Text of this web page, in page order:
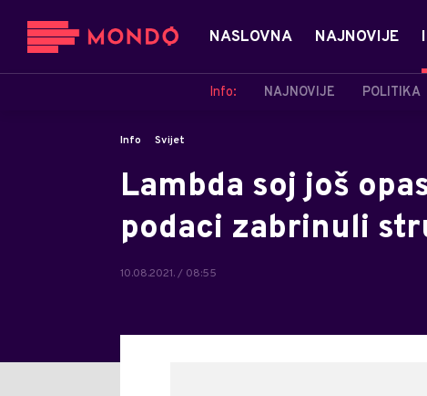
NASLOVNA NAJNOVIJE
Info: NAJNOVIJE POLITIKA
Info Svijet
Lambda soj još
podaci zabrinuli
10.08.2021. / 08:55